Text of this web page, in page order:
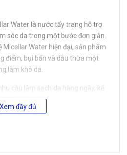
Water là nước tẩy trang hỗ trợ
sóc da trong một bước đơn giản.
Micellar Water hiện đại, sản phẩm
điểm, bụi bẩn và dầu thừa một
làm khô da.
cầu làm sạch da hàng ngày, kể
là dòng sản phẩm đến từ Nga
đi kèm quà tặng thiết thực là bông
Xem đầy đủ